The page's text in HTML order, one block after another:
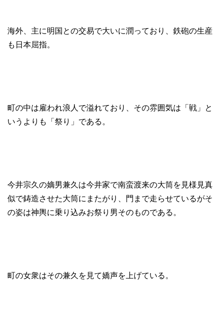
海外、主に明国との交易で大いに潤っており、鉄砲の生産
も日本屈指。
町の中は雇われ浪人で溢れており、その雰囲気は「戦」と
いうよりも「祭り」である。
今井宗久の嫡男兼久は今井家で南蛮渡来の大筒を見様見真
似で鋳造させた大筒にまたがり、門まで走らせているがそ
の姿は神輿に乗り込みお祭り男そのものである。
町の女衆はその兼久を見て嬌声を上げている。